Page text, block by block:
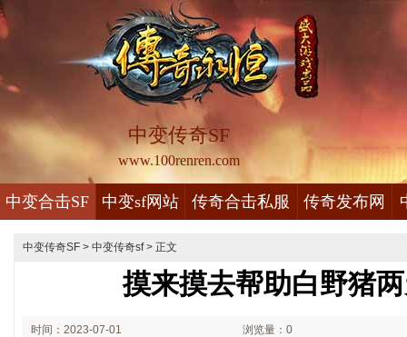
中变传奇SF
www.100renren.com
中变合击SF 中变sf网站 传奇合击私服 传奇发布网
中变传奇SF > 中变传奇sf> 正文
摸来摸去帮助白野猪
时间：2023-07-01 浏览量：0